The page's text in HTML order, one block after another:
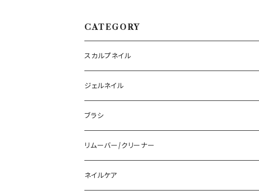
CATEGORY
スカルプネイル
アクリルジェル
アクリルリキッド
その他ツール
ジェルネイル
トップジェル
ベースジェル
ファンクションジェル
ブラシ
ジェルブラシ
アクリルブラシ
リムーバー/クリーナー
リムーバー
ネイルケア